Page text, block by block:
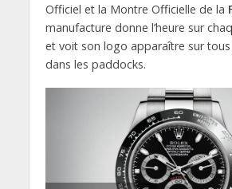
Officiel et la Montre Officielle de la
manufacture donne l’heure sur
et voit son logo apparaître sur
dans les paddocks.